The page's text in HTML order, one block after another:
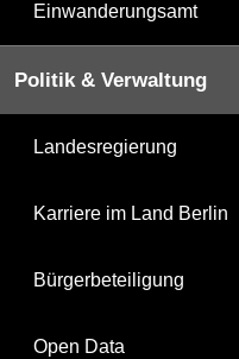
Einwanderungsamt
Politik & Verwaltung
Landesregierung
Karriere im Land Berlin
Bürgerbeteiligung
Open Data